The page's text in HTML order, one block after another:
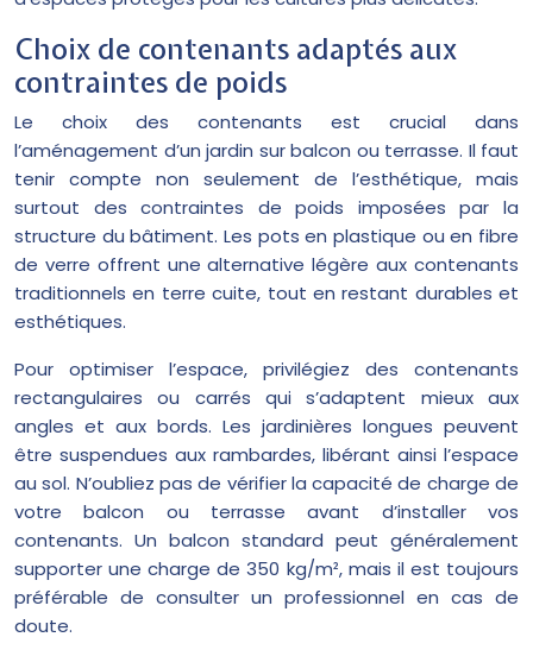
Choix de contenants adaptés aux
contraintes de poids
Le choix des contenants est crucial dans
l’aménagement d’un jardin sur balcon ou terrasse. Il faut
tenir compte non seulement de l’esthétique, mais
surtout des contraintes de poids imposées par la
structure du bâtiment. Les pots en plastique ou en fibre
de verre offrent une alternative légère aux contenants
traditionnels en terre cuite, tout en restant durables et
esthétiques.
Pour optimiser l’espace, privilégiez des contenants
rectangulaires ou carrés qui s’adaptent mieux aux
angles et aux bords. Les jardinières longues peuvent
être suspendues aux rambardes, libérant ainsi l’espace
au sol. N’oubliez pas de vérifier la capacité de charge de
votre balcon ou terrasse avant d’installer vos
contenants. Un balcon standard peut généralement
supporter une charge de 350 kg/m², mais il est toujours
préférable de consulter un professionnel en cas de
doute.